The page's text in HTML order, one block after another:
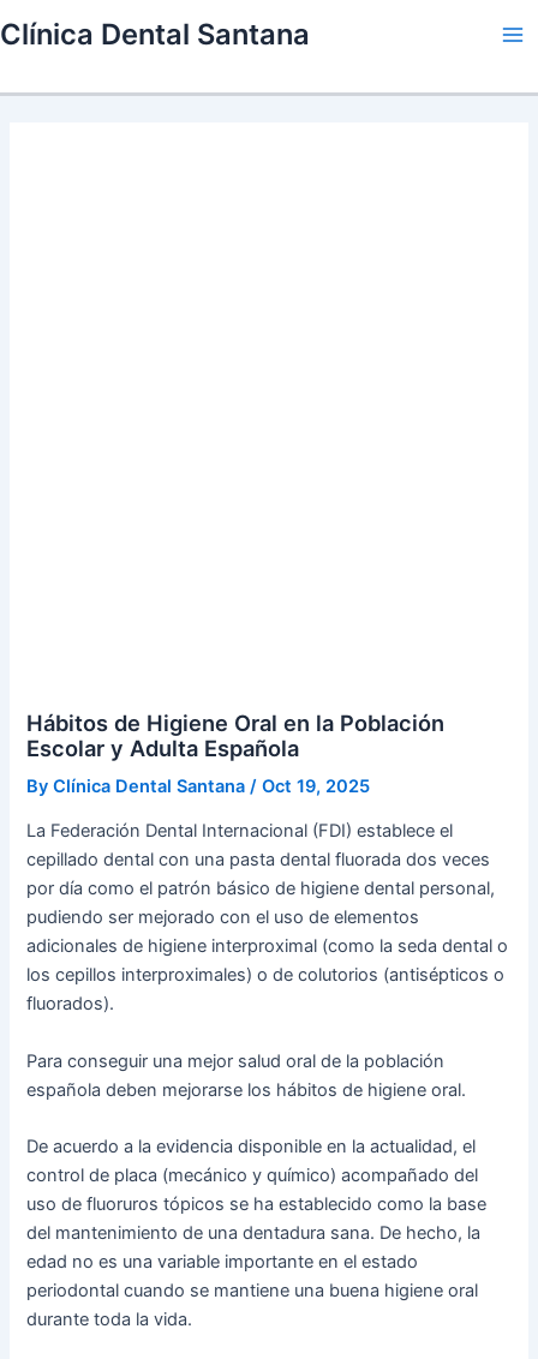
to
Clínica Dental Santana
Hábitos de Higiene Oral en la Población
Escolar y Adulta Española
ByClínica Dental Santana /Oct 19, 2025
La Federación Dental Internacional (FDI) establece el
cepillado dental con una pasta dental fluorada dos veces
por día como el patrón básico de higiene dental personal,
pudiendo ser mejorado con el uso de elementos
adicionales de higiene interproximal (como la seda dental o
los cepillos interproximales) o de colutorios (antisépticos o
fluorados).
Para conseguir una mejor salud oral de la población
española deben mejorarse los hábitos de higiene oral.
De acuerdo a la evidencia disponible en la actualidad, el
control de placa (mecánico y químico) acompañado del
uso de fluoruros tópicos se ha establecido como la base
del mantenimiento de una dentadura sana. De hecho, la
edad no es una variable importante en el estado
periodontal cuando se mantiene una buena higiene oral
durante toda la vida.